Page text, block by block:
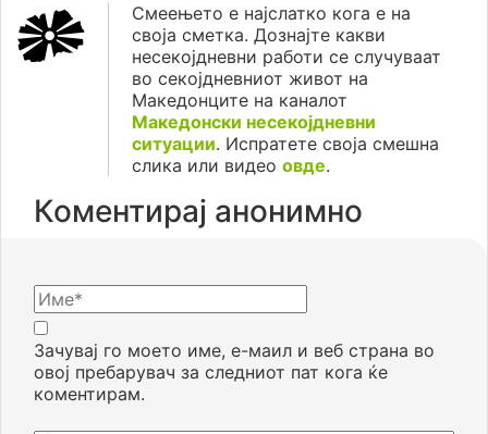
Смеењето е најслатко кога е на
своја сметка. Дознајте какви
несекојдневни работи се случуваат
во секојдневниот живот на
Македонците на каналот
Македонски несекојдневни
ситуации. Испратете своја смешна
слика или видео овде.
Коментирај анонимно
Зачувај го моето име, е-маил и веб страна во
овој пребарувач за следниот пат кога ќе
коментирам.